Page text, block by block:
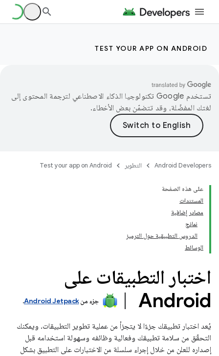
TEST YOUR APP ON ANDROID
تستخدم Google تكنولوجيا الذكاء الاصطناعي لترجمة المحتوى إلى
لغتك المفضّلة، وقد تتضمّن بعض الأخطاء.
Android Developers التطوير Test your app on Android
على هذه الصفحة
المستندات
مصادر إضافية
نماذج
الدروس التطبيقية حول الترميز
الوسائط
اختبار التطبيقات على
Android
جزء منAndroid Jetpack
.
يُعد اختبار تطبيقك جزءًا لا يتجزأ من عملية تطوير التطبيقات. ويمكنك
التحقّق من سلامة تطبيقك وفعالية وظائفه وسهولة استخدامه قبل
إصداره للعلن من خلال إجراء سلسلة من الاختبارات على التطبيق بشكل